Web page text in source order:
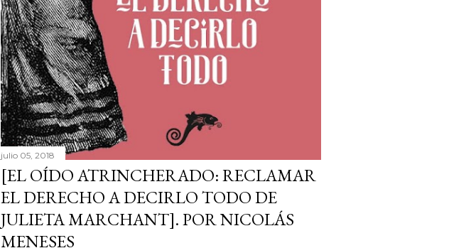
julio 05, 2018
[EL OÍDO ATRINCHERADO: RECLAMAR
EL DERECHO A DECIRLO TODO DE
JULIETA MARCHANT]. POR NICOLÁS
MENESES